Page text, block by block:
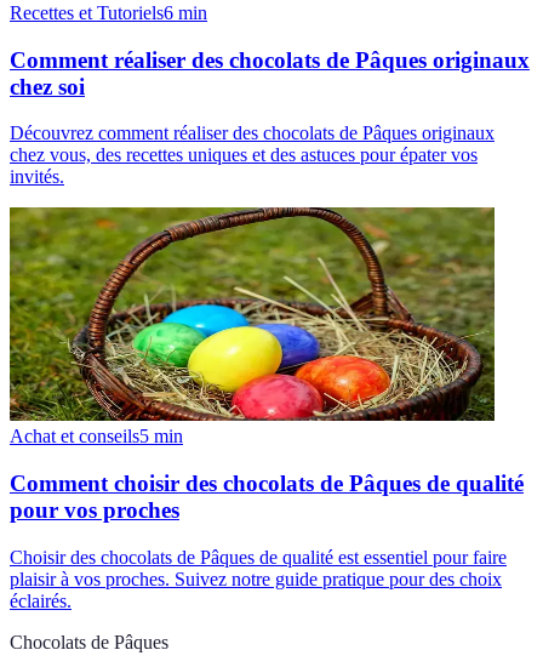
Recettes et Tutoriels6 min
Comment réaliser des chocolats de Pâques originaux
chez soi
Découvrez comment réaliser des chocolats de Pâques originaux
chez vous, des recettes uniques et des astuces pour épater vos
invités.
Achat et conseils5 min
Comment choisir des chocolats de Pâques de qualité
pour vos proches
Choisir des chocolats de Pâques de qualité est essentiel pour faire
plaisir à vos proches. Suivez notre guide pratique pour des choix
éclairés.
Chocolats de Pâques